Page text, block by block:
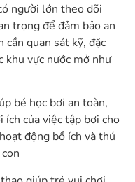
người lớn theo dõi
trọng để đảm bảo an
quan sát kỹ, đặc
khu vực nước mở như
bé học bơi an toàn,
ích của việc tập bơi cho
động bổ ích và thú